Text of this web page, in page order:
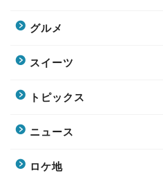
グルメ
スイーツ
トピックス
ニュース
ロケ地